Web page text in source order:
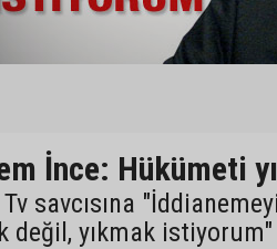
İnce: Hükümeti
Tv savcısına
değil, yıkmak